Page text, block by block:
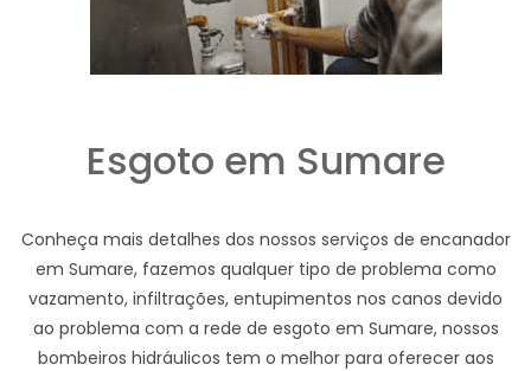
Esgoto em Sumare
Conheça mais detalhes dos nossos serviços de encanador
em Sumare, fazemos qualquer tipo de problema como
vazamento, infiltrações, entupimentos nos canos devido
ao problema com a rede de esgoto em Sumare, nossos
bombeiros hidráulicos tem o melhor para oferecer aos